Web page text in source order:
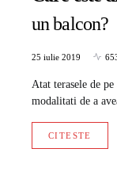
un balcon?
25 iulie 2019
Atat terasele de
modalitati de a
CITESTE